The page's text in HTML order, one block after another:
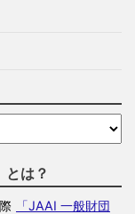
とは？
「JAAI 一般財団